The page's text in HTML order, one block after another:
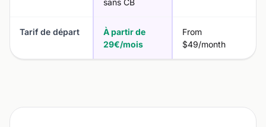
sans CB
Tarif de départ
À partir de
29€/mois
From
$49/month